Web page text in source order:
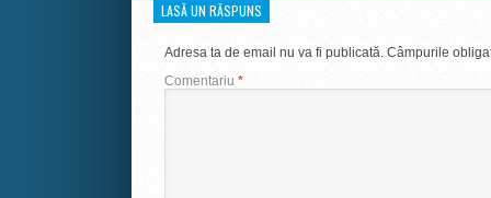
LASĂ UN RĂSPUNS
Adresa ta de email nu va fi publicată. Câmpurile
Comentariu*